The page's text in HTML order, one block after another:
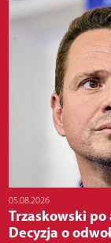
05.08.2026
Trzaskowski
Decyzja o